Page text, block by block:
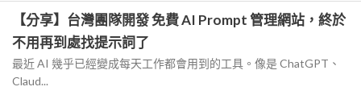
【分享】台灣團隊開發 免費 AI Prompt 管理網站，終於
不用再到處找提示詞了
最近 AI 幾乎已經變成每天工作都會用到的工具。像是 ChatGPT、
Claud...